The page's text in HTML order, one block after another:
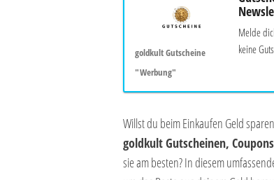
goldkult Gutscheine
"Werbung"
Melde
keine
Willst du beim Einkaufen Geld
goldkult Gutscheinen, Coupons
sie am besten? In diesem